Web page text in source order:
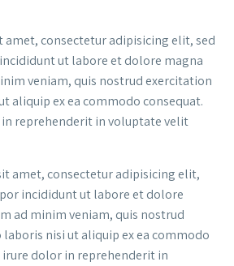
consectetur adipisicing elit, sed
ut labore et dolore magna
veniam, quis nostrud exercitation
aliquip ex ea commodo consequat.
reprehenderit in voluptate velit
amet, consectetur adipisicing elit,
incididunt ut labore et dolore
ad minim veniam, quis nostrud
nisi ut aliquip ex ea commodo
irure dolor in reprehenderit in